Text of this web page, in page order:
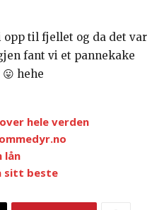
opp til fjellet og da det var
fant vi et pannekake
hehe
hele verden
lån
sitt beste